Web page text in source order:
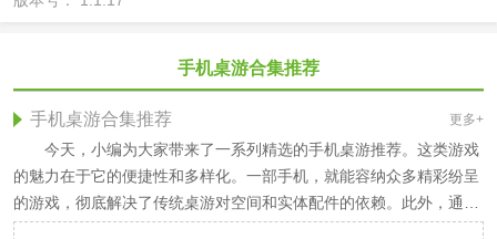
手机桌游合集推荐
手机桌游合集推荐 更多+
今天，小编为大家带来了一系列精选的手机桌游推荐。这类游戏
的魅力在于它的便捷性和多样化。一部手机，就能容纳众多精彩纷呈
的游戏，彻底解决了传统桌游对空间和实体配件的依赖。此外，通过
网络连接，手机桌游还能打破地理界限，让玩家与世界各地的朋友一